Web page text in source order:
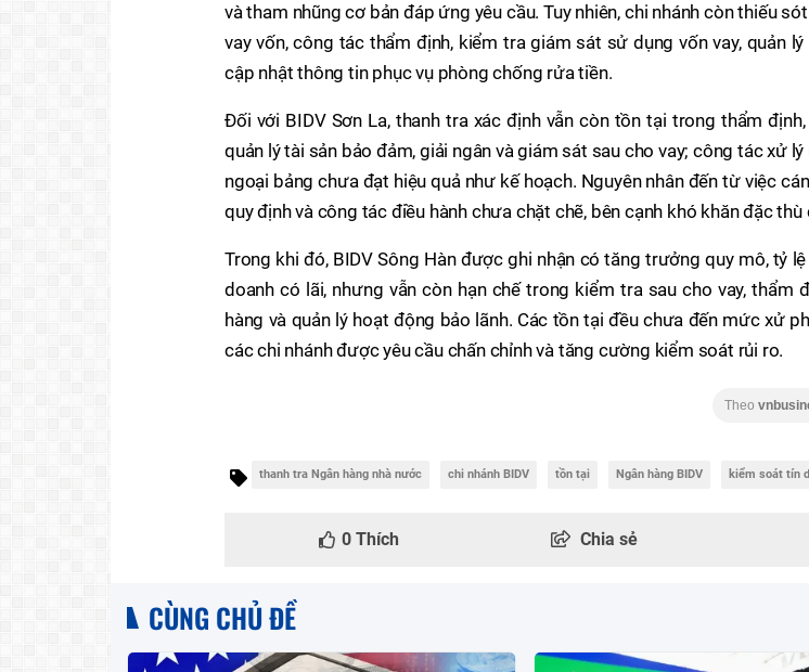
và tham nhũng cơ bản đáp ứng yêu cầu. Tuy nhiên, chi nhánh còn thiếu
vay vốn, công tác thẩm định, kiểm tra giám sát sử dụng vốn vay, quản
cập nhật thông tin phục vụ phòng chống rửa tiền.
Đối với BIDV Sơn La, thanh tra xác định vẫn còn tồn tại trong thẩm
quản lý tài sản bảo đảm, giải ngân và giám sát sau cho vay; công tác xử lý
ngoại bảng chưa đạt hiệu quả như kế hoạch. Nguyên nhân đến từ việc
quy định và công tác điều hành chưa chặt chẽ, bên cạnh khó khăn đặc thù
Trong khi đó, BIDV Sông Hàn được ghi nhận có tăng trưởng quy mô, tỷ
doanh có lãi, nhưng vẫn còn hạn chế trong kiểm tra sau cho vay, thẩm
hàng và quản lý hoạt động bảo lãnh. Các tồn tại đều chưa đến mức xử
các chi nhánh được yêu cầu chấn chỉnh và tăng cường kiểm soát rủi ro.
Theo
thanh tra Ngân hàng nhà nước chi nhánh BIDV tồn tại Ngân hàng BIDV kiểm soát tín
0 Thích Chia sẻ
CÙNG CHỦ ĐỀ